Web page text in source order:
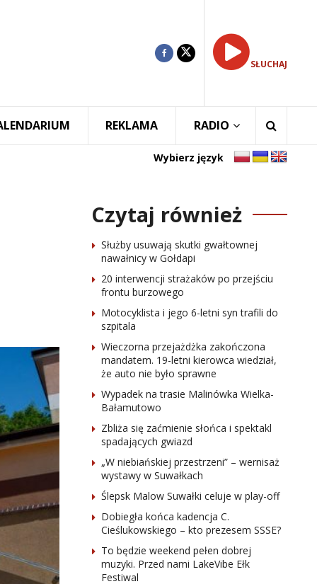
SŁUCHAJ
REKLAMA RADIO
Wybierz język
Czytaj również
Służby usuwają skutki gwałtownej
nawałnicy w Gołdapi
20 interwencji strażaków po przejściu
frontu burzowego
Motocyklista i jego 6-letni syn trafili do
szpitala
Wieczorna przejażdżka zakończona
mandatem. 19-letni kierowca wiedział,
że auto nie było sprawne
Wypadek na trasie Malinówka Wielka-
Bałamutowo
Zbliża się zaćmienie słońca i spektakl
spadających gwiazd
„W niebiańskiej przestrzeni” – wernisaż
wystawy w Suwałkach
Ślepsk Malow Suwałki celuje w play-off
Dobiegła końca kadencja C.
Cieślukowskiego – kto prezesem SSSE?
To będzie weekend pełen dobrej
muzyki. Przed nami LakeVibe Ełk
Festiwal